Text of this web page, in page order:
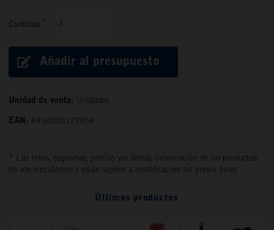
Cantidad
Añadir al presupuesto
Unidad de venta: Unidades
EAN: 8430000127858
* Las fotos, esquemas, precios y/o demás información de los productos
no son vinculantes y están sujetos a modificación sin previo aviso
Últimos productos